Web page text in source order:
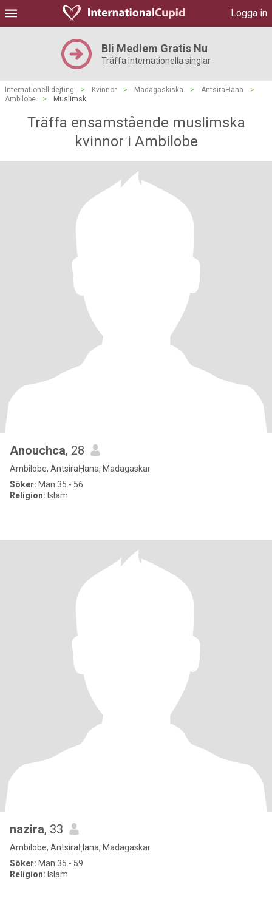
Logga in
Bli Medlem Gratis Nu
Träffa internationella singlar
Internationell dejting > Kvinnor > Madagaskiska > AntsiraḤana
>
Ambilobe
> Muslimsk
Träffa ensamstående muslimska
kvinnor i Ambilobe
Anouchca, 28
Ambilobe, AntsiraḤana, Madagaskar
Söker: Man 35 - 56
Religion: Islam
nazira, 33
Ambilobe, AntsiraḤana, Madagaskar
Söker: Man 35 - 59
Religion: Islam